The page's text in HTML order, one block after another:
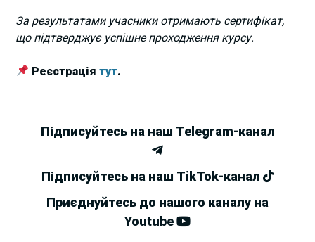
За результатами учасники отримають сертифікат,
що підтверджує успішне проходження курсу.
Реєстрація тут.
Підписуйтесь на наш Telegram-канал
Підписуйтесь на наш TikTok-канал
Приєднуйтесь до нашого каналу на
Youtube